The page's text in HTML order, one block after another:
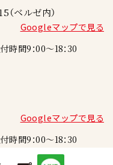
ベルゼ内）
Googleマップで見る
時間9：00～18：30
Googleマップで見る
時間9：00～18：30